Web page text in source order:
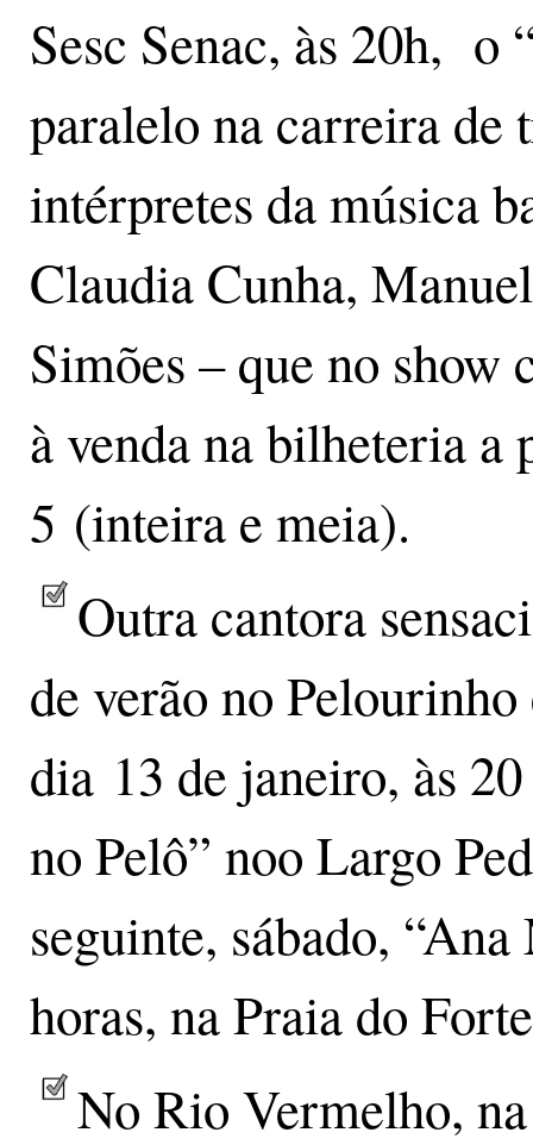
Sesc Senac, às 20h, o
paralelo na carreira de
intérpretes da música
Claudia Cunha,
Simões – que no show
à venda na bilheteria
5 (inteira e meia).
Outra cantora
de verão no
dia 13 de janeiro, às
no Pelô” noo Largo
seguinte, sábado,
horas, na Praia do
No Rio Vermelho,